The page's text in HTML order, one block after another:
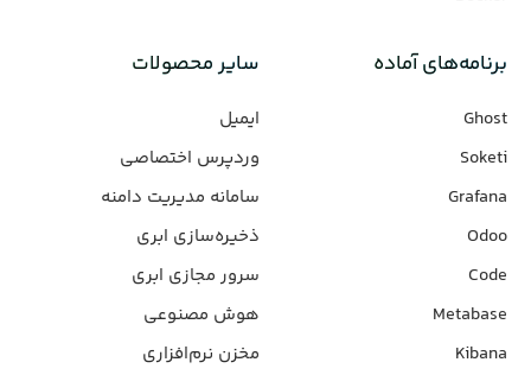
برنامه‌های‌ آماده
Ghost
Soketi
Grafana
Odoo
Code
Metabase
Kibana
سایر محصولات
ایمیل
وردپرس‌ اختصاصی
سامانه مدیریت دامنه
ذخیره‌سازی ابری
سرور مجازی ابری
هوش مصنوعی
مخزن نرم‌افزاری